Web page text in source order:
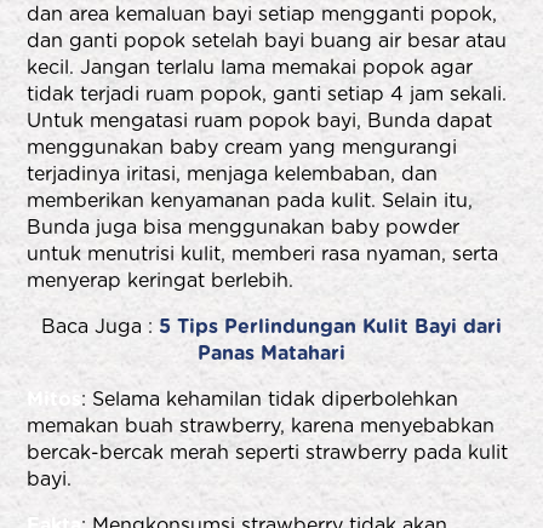
dan area kemaluan bayi setiap mengganti popok,
dan ganti popok setelah bayi buang air besar atau
kecil. Jangan terlalu lama memakai popok agar
tidak terjadi ruam popok, ganti setiap 4 jam sekali.
Untuk mengatasi ruam popok bayi, Bunda dapat
menggunakan baby cream yang mengurangi
terjadinya iritasi, menjaga kelembaban, dan
memberikan kenyamanan pada kulit. Selain itu,
Bunda juga bisa menggunakan baby powder
untuk menutrisi kulit, memberi rasa nyaman, serta
menyerap keringat berlebih.
Baca Juga : 5 Tips Perlindungan Kulit Bayi dari
Panas Matahari
Mitos : Selama kehamilan tidak diperbolehkan
memakan buah strawberry, karena menyebabkan
bercak-bercak merah seperti strawberry pada kulit
bayi.